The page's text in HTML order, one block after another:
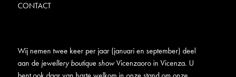
CONTACT
Wij nemen twee keer per jaar (januari en september) deel
aan de jewellery boutique showVicenzaoro in Vicenza. U